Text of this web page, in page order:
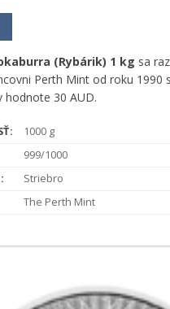
(Rybárik) 1 kg sa
Perth Mint od roku 1990
hodnote 30 AUD.
1000 g
999/1000
Striebro
The Perth Mint